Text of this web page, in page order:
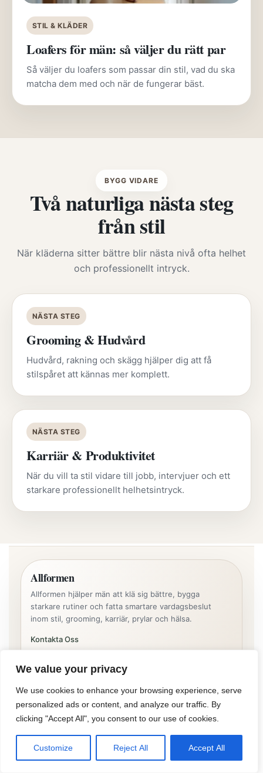
We value your privacy
We use cookies to enhance your browsing experience, serve
personalized ads or content, and analyze our traffic. By
clicking "Accept All", you consent to our use of cookies.
Customize Reject All Accept All
STIL & KLÄDER
Loafers för män: så väljer du rätt par
Så väljer du loafers som passar din stil, vad du ska
matcha dem med och när de fungerar bäst.
BYGG VIDARE
Två naturliga nästa steg
från stil
När kläderna sitter bättre blir nästa nivå ofta helhet
och professionellt intryck.
NÄSTA STEG
Grooming & Hudvård
Hudvård, rakning och skägg hjälper dig att få
stilspåret att kännas mer komplett.
NÄSTA STEG
Karriär & Produktivitet
När du vill ta stil vidare till jobb, intervjuer och ett
starkare professionellt helhetsintryck.
Allformen
Allformen hjälper män att klä sig bättre, bygga
starkare rutiner och fatta smartare vardagsbeslut
inom stil, grooming, karriär, prylar och hälsa.
Kontakta Oss
Huvudspår
Stil & Kläder
Grooming & Hudvård